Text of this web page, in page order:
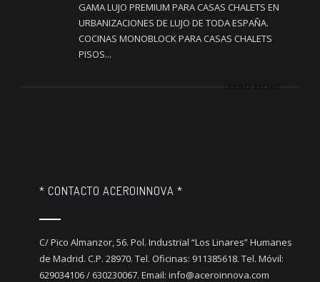
GAMA LUJO PREMIUM PARA CASAS CHALETS EN
URBANIZACIONES DE LUJO DE TODA ESPAÑA.
COCINAS MONOBLOCK PARA CASAS CHALETS
PISOS...
READ MORE
* CONTACTO ACEROINNOVA *
C/ Pico Almanzor, 56. Pol. Industrial “Los Linares” Humanes
de Madrid. C.P. 28970. Tel. Oficinas: 911385618. Tel. Móvil:
629034106 / 630230067. Email: info@aceroinnova.com